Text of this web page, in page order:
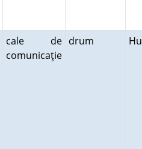
cale de
comunicaţie
drum